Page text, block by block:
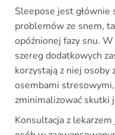
Sleepose jest
problemów ze snem,
opóźnionej fazy snu.
szereg dodatkowych
korzystają z niej osoby
osembami
zminimalizować skutki
Konsultacja z